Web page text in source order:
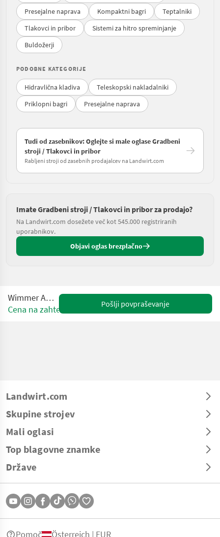
Presejalne naprava
Kompaktni bagri
Teptalniki
Tlakovci in pribor
Sistemi za hitro spreminjanje
Buldožerji
PODOBNE KATEGORIJE
Hidravlična kladiva
Teleskopski nakladalniki
Priklopni bagri
Presejalne naprava
Tudi od zasebnikov: Oglejte si male oglase Gradbeni
stroji / Tlakovci in pribor
Rabljeni stroji od zasebnih prodajalcev na Landwirt.com
Imate Gradbeni stroji / Tlakovci in pribor za prodajo?
Na Landwirt.com dosežete več kot 545.000 registriranih
uporabnikov.
Objavi oglas brezplačno
Wimmer AB 1000 V
Cena na zahtevo
Pošlji povpraševanje
Landwirt.com
Skupine strojev
Mali oglasi
Top blagovne znamke
Države
Pomoč Österreich | EUR